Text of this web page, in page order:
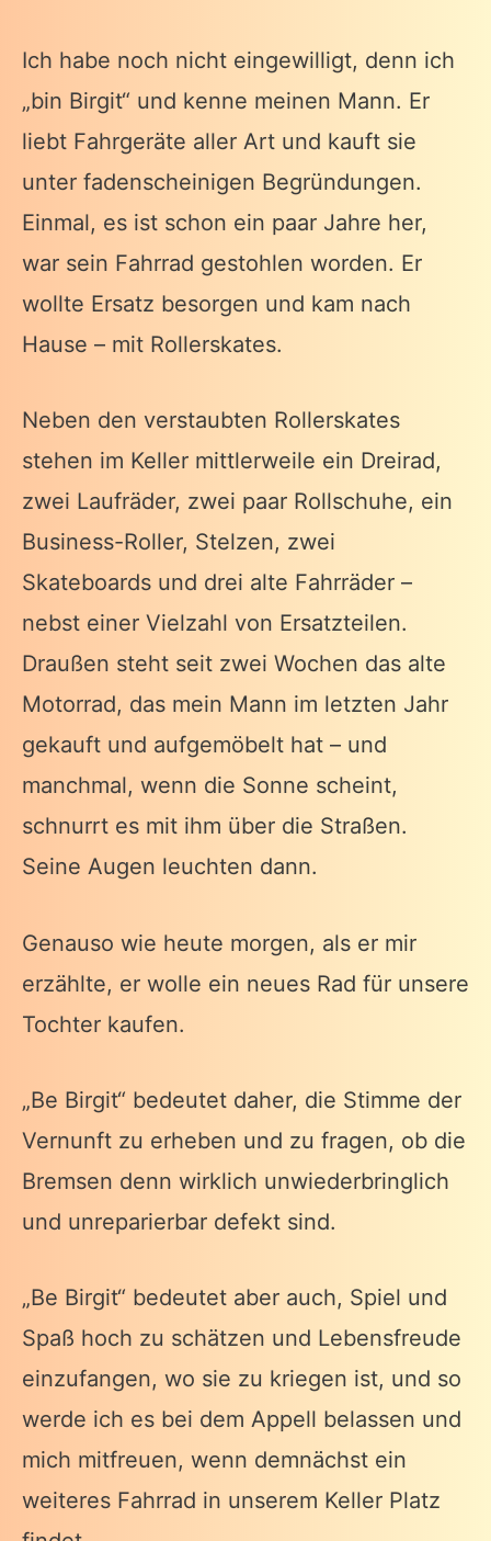
Ich habe noch nicht eingewilligt, denn ich
„bin Birgit“ und kenne meinen Mann. Er
liebt Fahrgeräte aller Art und kauft sie
unter fadenscheinigen Begründungen.
Einmal, es ist schon ein paar Jahre her,
war sein Fahrrad gestohlen worden. Er
wollte Ersatz besorgen und kam nach
Hause – mit Rollerskates.
Neben den verstaubten Rollerskates
stehen im Keller mittlerweile ein Dreirad,
zwei Laufräder, zwei paar Rollschuhe, ein
Business-Roller, Stelzen, zwei
Skateboards und drei alte Fahrräder –
nebst einer Vielzahl von Ersatzteilen.
Draußen steht seit zwei Wochen das alte
Motorrad, das mein Mann im letzten Jahr
gekauft und aufgemöbelt hat – und
manchmal, wenn die Sonne scheint,
schnurrt es mit ihm über die Straßen.
Seine Augen leuchten dann.
Genauso wie heute morgen, als er mir
erzählte, er wolle ein neues Rad für unsere
Tochter kaufen.
„Be Birgit“ bedeutet daher, die Stimme der
Vernunft zu erheben und zu fragen, ob die
Bremsen denn wirklich unwiederbringlich
und unreparierbar defekt sind.
„Be Birgit“ bedeutet aber auch, Spiel und
Spaß hoch zu schätzen und Lebensfreude
einzufangen, wo sie zu kriegen ist, und so
werde ich es bei dem Appell belassen und
mich mitfreuen, wenn demnächst ein
weiteres Fahrrad in unserem Keller Platz